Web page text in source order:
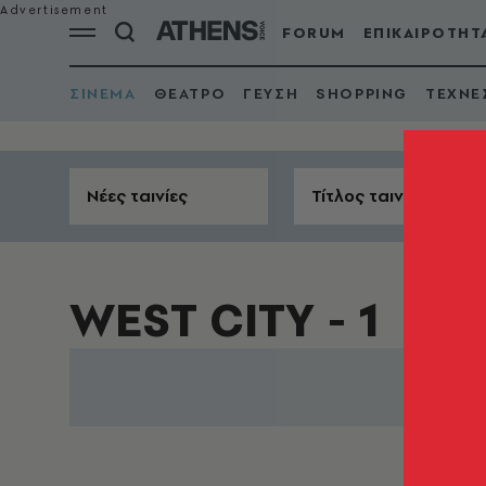
FORUM
ΣΙΝΕΜΑ ΘΕΑΤΡΟ ΓΕΥΣΗ SHOPPING
Νέες ταινίες Τίτλος ταινίας
WEST CITY - 1